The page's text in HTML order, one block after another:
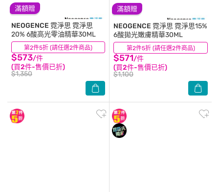
滿額贈
第2件5折 (請任選2件商品)
NEOGENCE 霓淨思 霓淨思
20% 6酸高光零油精華30ML
$573/件
(買2件-售價已折)
$1,350
(0)
滿額贈
第2件5折 (請任選2件商品)
NEOGENCE 霓淨思 霓淨思15%
6酸拋光嫩膚精華30ML
$571/件
(買2件-售價已折)
$1,100
(0)